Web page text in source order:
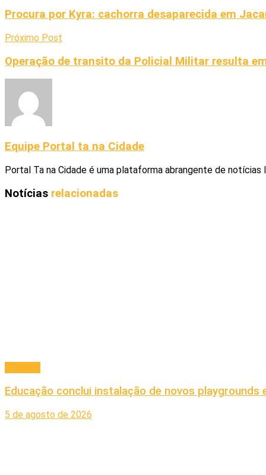
Procura por Kyra: cachorra desaparecida em
Próximo Post
Operação de transito da Policial Militar resulta
Equipe Portal ta na Cidade
Portal Ta na Cidade é uma plataforma abrangente de
Notícias relacionadas
Educação conclui instalação de novos playgrounds
5 de agosto de 2026